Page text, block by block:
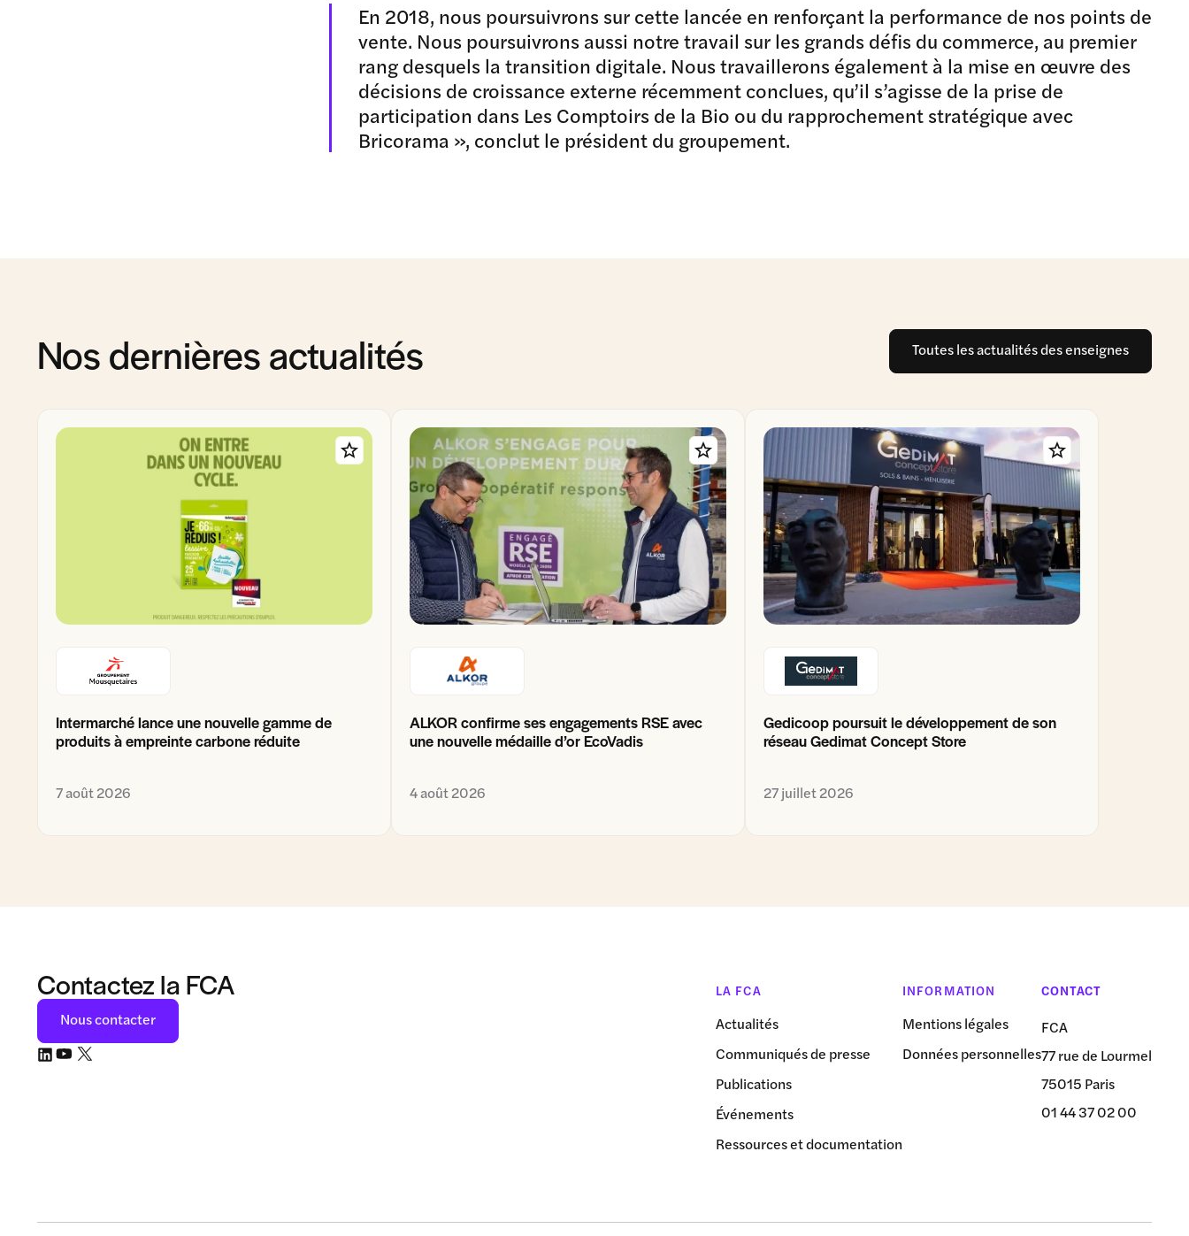
En 2018, nous poursuivrons sur cette lancée en renforçant la performance de nos points de
vente. Nous poursuivrons aussi notre travail sur les grands défis du commerce, au premier
rang desquels la transition digitale. Nous travaillerons également à la mise en œuvre des
décisions de croissance externe récemment conclues, qu’il s’agisse de la prise de
participation dans Les Comptoirs de la Bio ou du rapprochement stratégique avec
Bricorama », conclut le président du groupement.
Nos dernières actualités Toutes les actualités des enseignes
Intermarché lance une nouvelle gamme de
produits à empreinte carbone réduite
7 août 2026
ALKOR confirme ses engagements RSE avec
une nouvelle médaille d’or EcoVadis
4 août 2026
Gedicoop poursuit le développement de son
réseau Gedimat Concept Store
27 juillet 2026
Contactez la FCA
Nous contacter
LA FCA
Actualités
Communiqués de presse
Publications
Événements
Ressources et documentation
INFORMATION
Mentions légales
Données personnelles
CONTACT
FCA
77 rue de Lourmel
75015 Paris
01 44 37 02 00